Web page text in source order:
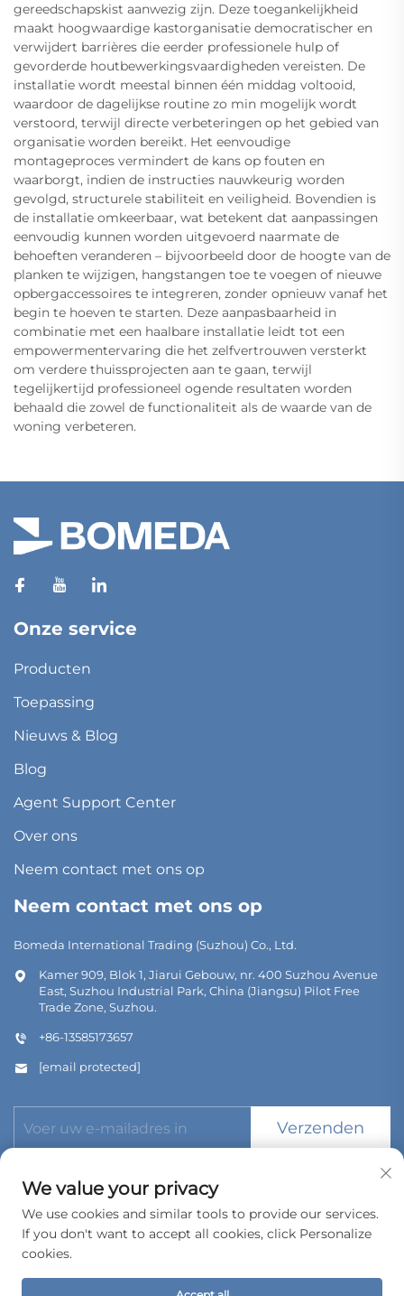
gereedschapskist aanwezig zijn. Deze toegankelijkheid
maakt hoogwaardige kastorganisatie democratischer en
verwijdert barrières die eerder professionele hulp of
gevorderde houtbewerkingsvaardigheden vereisten. De
installatie wordt meestal binnen één middag voltooid,
waardoor de dagelijkse routine zo min mogelijk wordt
verstoord, terwijl directe verbeteringen op het gebied van
organisatie worden bereikt. Het eenvoudige
montageproces vermindert de kans op fouten en
waarborgt, indien de instructies nauwkeurig worden
gevolgd, structurele stabiliteit en veiligheid. Bovendien is
de installatie omkeerbaar, wat betekent dat aanpassingen
eenvoudig kunnen worden uitgevoerd naarmate de
behoeften veranderen – bijvoorbeeld door de hoogte van de
planken te wijzigen, hangstangen toe te voegen of nieuwe
opbergaccessoires te integreren, zonder opnieuw vanaf het
begin te hoeven te starten. Deze aanpasbaarheid in
combinatie met een haalbare installatie leidt tot een
empowermentervaring die het zelfvertrouwen versterkt
om verdere thuissprojecten aan te gaan, terwijl
tegelijkertijd professioneel ogende resultaten worden
behaald die zowel de functionaliteit als de waarde van de
woning verbeteren.
Onze service
Producten
Toepassing
Nieuws & Blog
Blog
Agent Support Center
Over ons
Neem contact met ons op
Neem contact met ons op
Bomeda International Trading (Suzhou) Co., Ltd.
Kamer 909, Blok 1, Jiarui Gebouw, nr. 400 Suzhou Avenue
East, Suzhou Industrial Park, China (Jiangsu) Pilot Free
Trade Zone, Suzhou.
+86-13585173657
[email protected]
Verzenden
Copyright © 2026 Bomeda International Trading (Suzhou) Co.,
Privacybeleid
We value your privacy
We use cookies and similar tools to provide our services.
If you don't want to accept all cookies, click Personalize
cookies.